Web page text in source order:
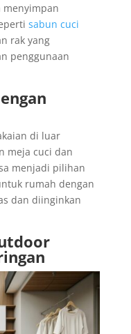
menyimpan
sabun cuci
rak yang
penggunaan
di luar
meja cuci dan
menjadi pilihan
rumah dengan
dan diinginkan